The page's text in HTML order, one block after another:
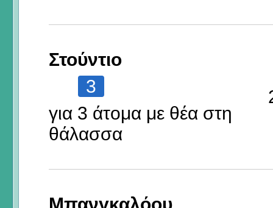
Στούντιο
3
για 3 άτομα με θέα στη
θάλασσα